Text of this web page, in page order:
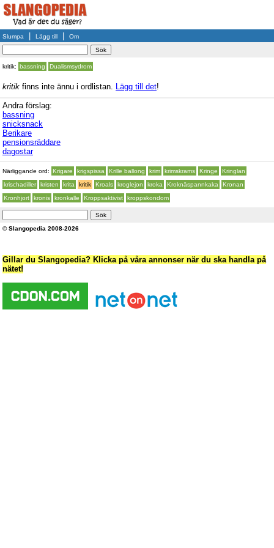
Slumpa Lägg till Om
kritik: bassning Dualismsydrom
kritik finns inte ännu i ordlistan. Lägg till det!
Andra förslag:
bassning
snicksnack
Berikare
pensionsräddare
dagostar
Närliggande ord: Krigare krigspissa Krille ballong krim krimskrams Kringe
Kringlan
krischadiller
kristen krita kritik Kroals kroglejon kroka Kroknäspannkaka
Kronan
Kronhjort
kronis kronkalle Kroppsaktivist kroppskondom
© Slangopedia 2008-2026
Gillar du Slangopedia? Klicka på våra annonser när du ska handla på
nätet!